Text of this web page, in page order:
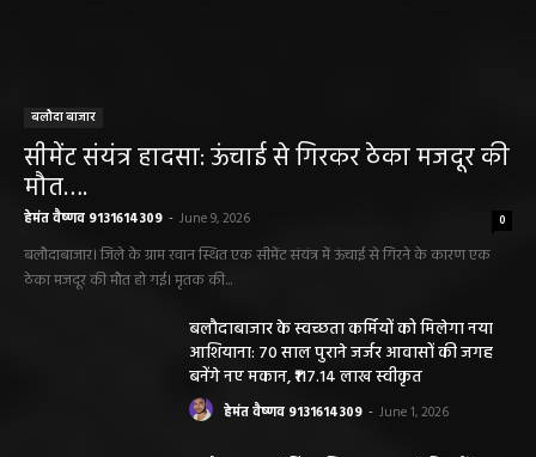
बलौदा बाजार
सीमेंट संयंत्र हादसा: ऊंचाई से गिरकर ठेका मजदूर की
मौत….
हेमंत वैष्णव 9131614309 - June 9, 2026 0
बलौदाबाजार। जिले के ग्राम रवान स्थित एक सीमेंट संयंत्र में ऊंचाई से गिरने के कारण एक
ठेका मजदूर की मौत हो गई। मृतक की...
बलौदाबाजार के स्वच्छता कर्मियों को मिलेगा नया
आशियाना: 70 साल पुराने जर्जर आवासों की जगह
बनेंगे नए मकान, ₹117.14 लाख स्वीकृत
हेमंत वैष्णव 9131614309 - June 1, 2026